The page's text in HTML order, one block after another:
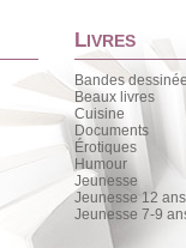
LIVRES
Bandes
Beaux livres
Cuisine
Documents
Érotiques
Humour
Jeunesse
Jeunesse 12
Jeunesse 7-9